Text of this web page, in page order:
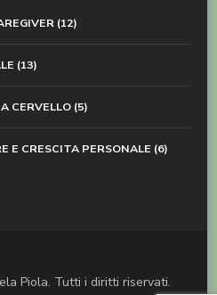
(12)
(13)
CERVELLO (5)
E CRESCITA PERSONALE (6)
Piola. Tutti i diritti riservati.